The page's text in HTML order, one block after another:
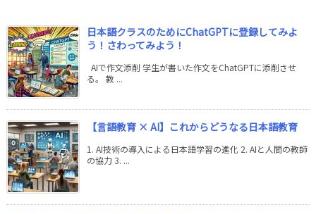
日本語クラスのためにChatGPTに登録してみよ
う！さわってみよう！
AIで作文添削 学生が書いた作文をChatGPTに添削させ
る。 教 ...
【言語教育 × AI】これからどうなる日本語教育
1. AI技術の導入による日本語学習の進化 2. AIと人間の教師
の協力 3. ...